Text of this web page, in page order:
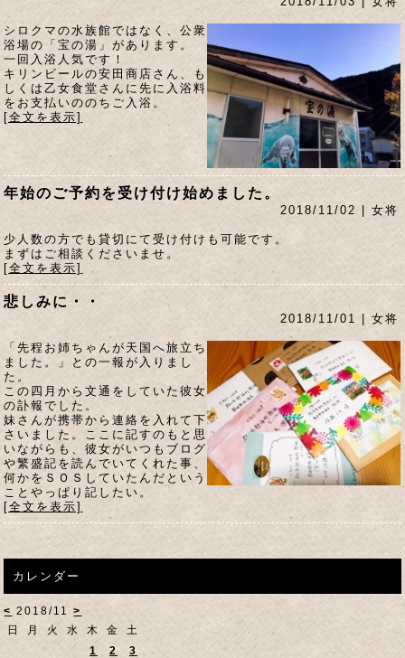
シロクマの水族館ではなく、公衆
浴場の「宝の湯」があります。
一回入浴人気です！
キリンビールの安田商店さん、も
しくは乙女食堂さんに先に入浴料
をお支払いののちご入浴。
[全文を表示]
年始のご予約を受け付け始めました。
2018/11/02 | 女将
少人数の方でも貸切にて受け付けも可能です。
まずはご相談くださいませ。
[全文を表示]
悲しみに・・
2018/11/01 | 女将
「先程お姉ちゃんが天国へ旅立ち
ました。」との一報が入りまし
た。
この四月から文通をしていた彼女
の訃報でした。
妹さんが携帯から連絡を入れて下
さいました。ここに記すのもと思
いながらも、彼女がいつもブログ
や繁盛記を読んでいてくれた事、
何かをＳＯＳしていたんだという
ことやっぱり記したい。
[全文を表示]
カレンダー
< 2018/11>
日
月 火 水 木 金
土
1
2
3